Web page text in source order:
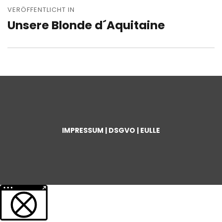
VERÖFFENTLICHT IN
Unsere Blonde d´Aquitaine
IMPRESSUM | DSGVO | EULLE
Weitere Informationen über den gesperrten Inhalt.